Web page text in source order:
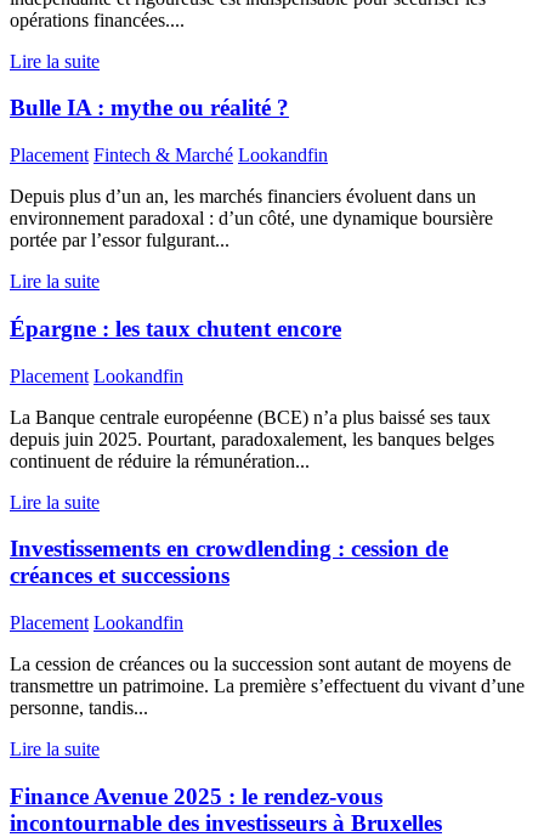
opérations financées....
Lire la suite
Bulle IA : mythe ou réalité ?
Placement Fintech & Marché Lookandfin
Depuis plus d’un an, les marchés financiers évoluent dans un
environnement paradoxal : d’un côté, une dynamique boursière
portée par l’essor fulgurant...
Lire la suite
Épargne : les taux chutent encore
Placement Lookandfin
La Banque centrale européenne (BCE) n’a plus baissé ses taux
depuis juin 2025. Pourtant, paradoxalement, les banques belges
continuent de réduire la rémunération...
Lire la suite
Investissements en crowdlending : cession de
créances et successions
Placement Lookandfin
La cession de créances ou la succession sont autant de moyens de
transmettre un patrimoine. La première s’effectuent du vivant d’une
personne, tandis...
Lire la suite
Finance Avenue 2025 : le rendez-vous
incontournable des investisseurs à Bruxelles